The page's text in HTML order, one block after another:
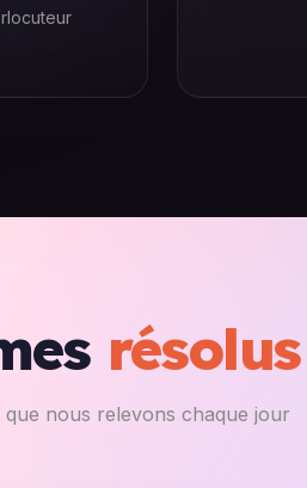
résolus
que nous relevons chaque jour